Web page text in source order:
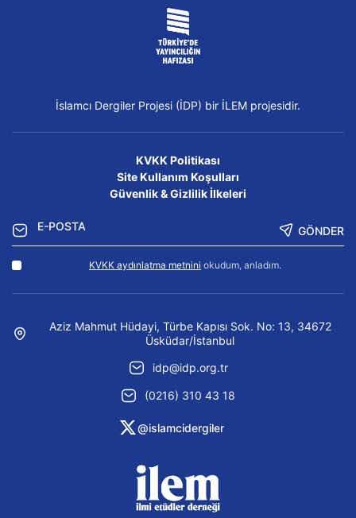
İslamcı Dergiler Projesi (İDP) bir İLEM projesidir.
KVKK Politikası
Site Kullanım Koşulları
Güvenlik & Gizlilik İlkeleri
GÖNDER
KVKK aydınlatma metnini okudum, anladım.
Aziz Mahmut Hüdayi, Türbe Kapısı Sok. No: 13, 34672
Üsküdar/İstanbul
idp@idp.org.tr
(0216) 310 43 18
@islamcidergiler